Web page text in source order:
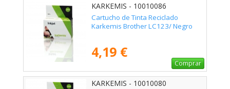
KARKEMIS - 10010086
Cartucho de Tinta Reciclado
Karkemis Brother LC123/ Negro
4,19 €
Comprar
KARKEMIS - 10010080